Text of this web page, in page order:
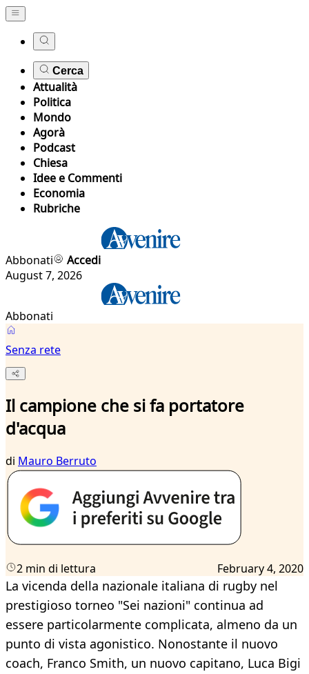
Cerca
Attualità
Politica
Mondo
Agorà
Podcast
Chiesa
Idee e Commenti
Economia
Rubriche
Abbonati
Accedi
August 7, 2026
Abbonati
Senza rete
Il campione che si fa portatore
d'acqua
di Mauro Berruto
2 min di lettura February 4, 2020
La vicenda della nazionale italiana di rugby nel
prestigioso torneo "Sei nazioni" continua ad
essere particolarmente complicata, almeno da un
punto di vista agonistico. Nonostante il nuovo
coach, Franco Smith, un nuovo capitano, Luca Bigi